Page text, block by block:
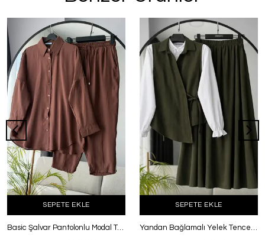
SEPETE EKLE
Basic Şalvar Pantolonlu Modal Takım Kahve
SEPETE EKLE
Yandan Bağlamalı Yelek Tencel Etekli Takım Haki